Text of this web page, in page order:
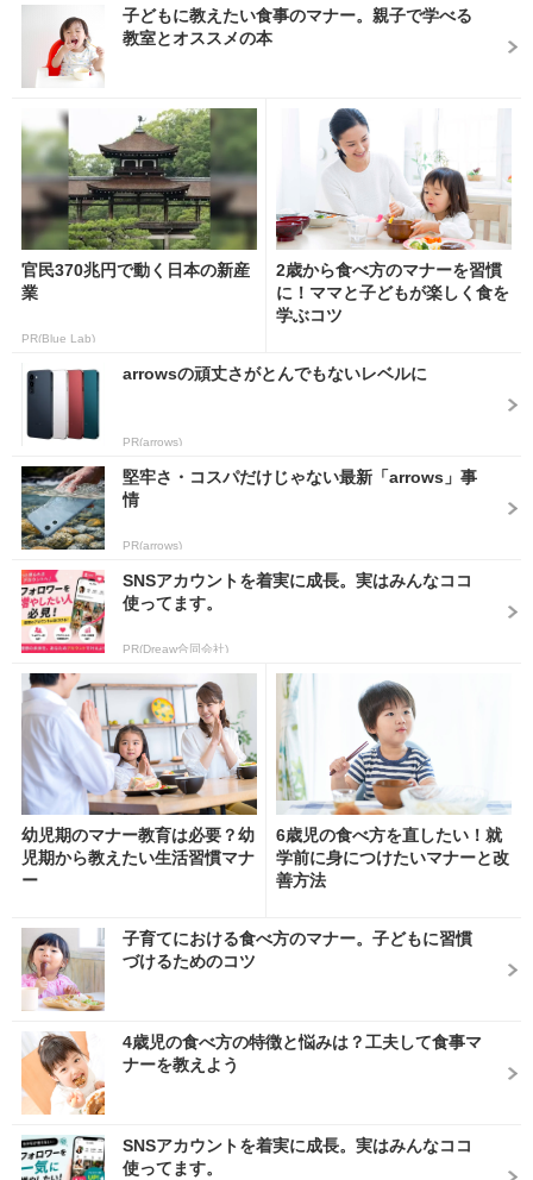
子どもに教えたい食事のマナー。親子で学べる
教室とオススメの本
官民370兆円で動く日本の新産
業
PR(Blue Lab)
2歳から食べ方のマナーを習慣
に！ママと子どもが楽しく食を
学ぶコツ
arrowsの頑丈さがとんでもないレベルに
PR(arrows)
堅牢さ・コスパだけじゃない最新「arrows」事
情
PR(arrows)
SNSアカウントを着実に成長。実はみんなココ
使ってます。
PR(Dreaw合同会社)
幼児期のマナー教育は必要？幼
児期から教えたい生活習慣マナ
ー
6歳児の食べ方を直したい！就
学前に身につけたいマナーと改
善方法
子育てにおける食べ方のマナー。子どもに習慣
づけるためのコツ
4歳児の食べ方の特徴と悩みは？工夫して食事マ
ナーを教えよう
SNSアカウントを着実に成長。実はみんなココ
使ってます。